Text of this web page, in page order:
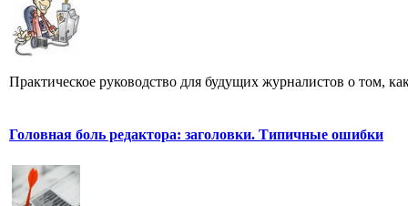
Практическое руководство для будущих журналистов о том,
Головная боль редактора: заголовки. Типичные ошибки